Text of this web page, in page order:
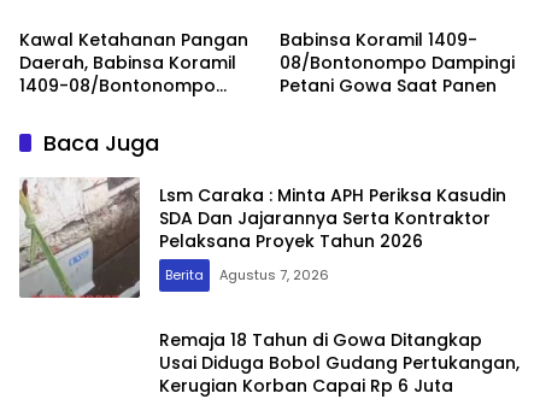
di Sekolah
Kawal Ketahanan Pangan
Daerah, Babinsa Koramil
1409-08/Bontonompo
Saat Panen
Babinsa Koramil 1409-
08/Bontonompo Dampingi
Petani Gowa Saat Panen
Baca Juga
Lsm Caraka : Minta APH Periksa Kasudin
SDA Dan Jajarannya Serta Kontraktor
Pelaksana Proyek Tahun 2026
Berita Agustus 7, 2026
Remaja 18 Tahun di Gowa Ditangkap
Usai Diduga Bobol Gudang Pertukangan,
Kerugian Korban Capai Rp 6 Juta